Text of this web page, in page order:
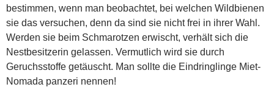
bestimmen, wenn man beobachtet, bei welchen Wildbienen
sie das versuchen, denn da sind sie nicht frei in ihrer Wahl.
Werden sie beim Schmarotzen erwischt, verhält sich die
Nestbesitzerin gelassen. Vermutlich wird sie durch
Geruchsstoffe getäuscht. Man sollte die Eindringlinge Miet-
Nomada panzeri nennen!